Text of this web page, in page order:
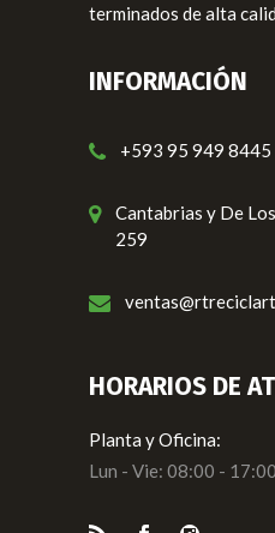
terminados de alta
INFORMACIÓN
+593 95 949 8445
Cantabrias y De
259
HORARIOS DE
Planta y Oficina:
Lun - Vie: 08:00 - 17:00